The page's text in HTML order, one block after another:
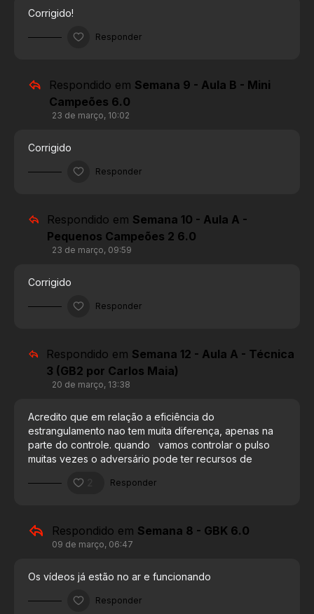
Corrigido!
Responder
Respondido em Semana 9 - Aula B - Mini
Campeões 6.0
23 de março, 10:02
Corrigido
Responder
Respondido em Semana 10 - Aula A -
Pequenos Campeões 2 6.0
23 de março, 09:59
Corrigido
Responder
Respondido em Semana 12 - Aula A - Técnica
3 (GB2 por Carlos Maia)
20 de março, 13:38
Acredito que em relação a eficiência do
estrangulamento nao tem muita diferença, apenas na
parte do controle. quando vamos controlar o pulso
muitas vezes o adversário pode ter recursos de
consegue usar, alem de que o professor Maia fez uma
Responder
Respondido em Semana 8 - GBK 6.0
09 de março, 06:47
Os vídeos já estão no ar e funcionando
Responder